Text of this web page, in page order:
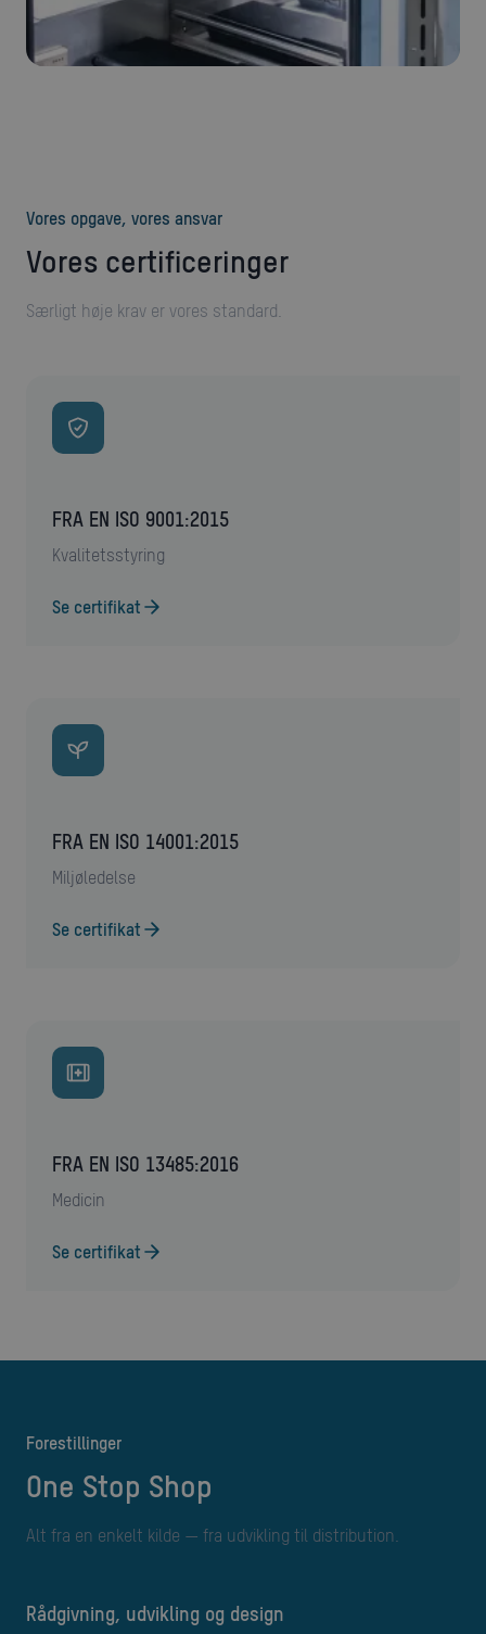
Vores opgave, vores ansvar
Vores certificeringer
Særligt høje krav er vores standard.
FRA EN ISO 9001:2015
kvalitetsstyring
Se certifikat
FRA EN ISO 14001:2015
miljøledelse
Se certifikat
FRA EN ISO 13485:2016
medicin
Se certifikat
forestillinger
One Stop Shop
Alt fra en enkelt kilde — fra udvikling til distribution.
Rådgivning, udvikling og design